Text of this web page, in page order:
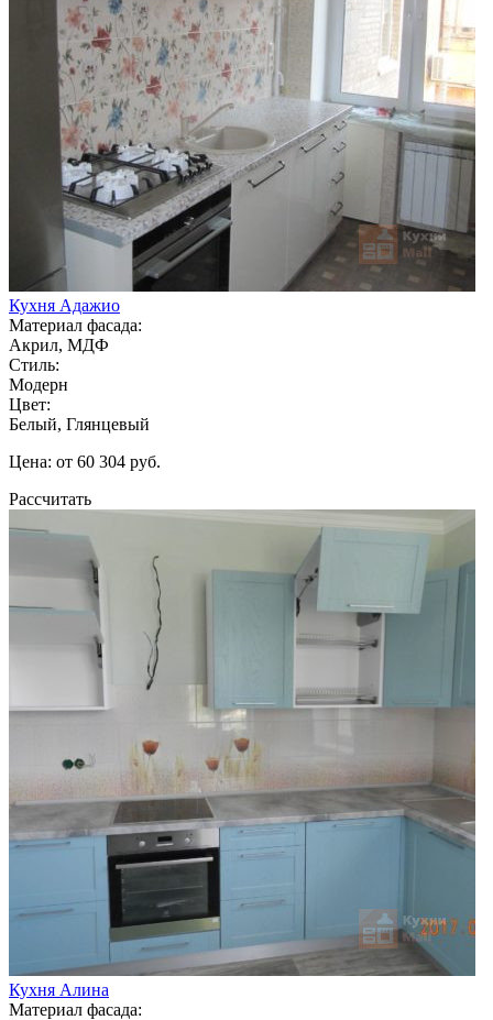
Кухня Адажио
Материал фасада:
Акрил, МДФ
Стиль:
Модерн
Цвет:
Белый, Глянцевый
Цена: от 60 304 руб.
Рассчитать
Кухня Алина
Материал фасада: